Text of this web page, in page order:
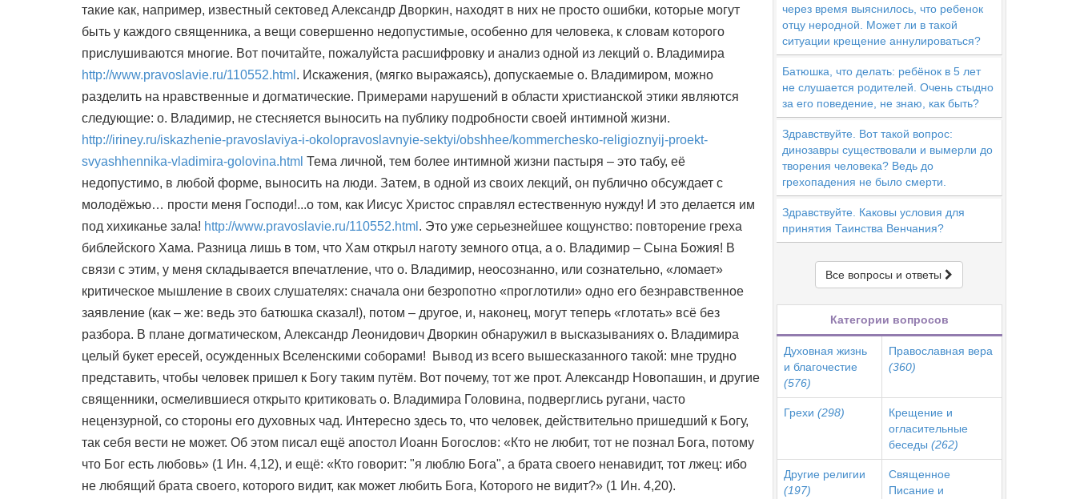
такие как, например, известный сектовед Александр Дворкин, находят в них не просто ошибки, которые могут
быть у каждого священника, а вещи совершенно недопустимые, особенно для человека, к словам которого
прислушиваются многие. Вот почитайте, пожалуйста расшифровку и анализ одной из лекций о. Владимира
http://www.pravoslavie.ru/110552.html . Искажения, (мягко выражаясь), допускаемые о. Владимиром, можно
разделить на нравственные и догматические. Примерами нарушений в области христианской этики являются
следующие: о. Владимир, не стесняется выносить на публику подробности своей интимной жизни.
http://iriney.ru/iskazhenie-pravoslaviya-i-okolopravoslavnyie-sektyi/obshhee/kommerchesko-religioznyij-proekt-
svyashhennika-vladimira-golovina.html Тема личной, тем более интимной жизни пастыря – это табу, её
недопустимо, в любой форме, выносить на люди. Затем, в одной из своих лекций, он публично обсуждает с
молодёжью… прости меня Господи!...о том, как Иисус Христос справлял естественную нужду! И это делается им
под хихиканье зала! http://www.pravoslavie.ru/110552.html . Это уже серьезнейшее кощунство: повторение греха
библейского Хама. Разница лишь в том, что Хам открыл наготу земного отца, а о. Владимир – Сына Божия! В
связи с этим, у меня складывается впечатление, что о. Владимир, неосознанно, или сознательно, «ломает»
критическое мышление в своих слушателях: сначала они безропотно «проглотили» одно его безнравственное
заявление (как – же: ведь это батюшка сказал!), потом – другое, и, наконец, могут теперь «глотать» всё без
разбора. В плане догматическом, Александр Леонидович Дворкин обнаружил в высказываниях о. Владимира
целый букет ересей, осужденных Вселенскими соборами! Вывод из всего вышесказанного такой: мне трудно
представить, чтобы человек пришел к Богу таким путём. Вот почему, тот же прот. Александр Новопашин, и другие
священники, осмелившиеся открыто критиковать о. Владимира Головина, подверглись ругани, часто
нецензурной, со стороны его духовных чад. Интересно здесь то, что человек, действительно пришедший к Богу,
так себя вести не может. Об этом писал ещё апостол Иоанн Богослов: «Кто не любит, тот не познал Бога, потому
что Бог есть любовь» (1 Ин. 4,12), и ещё: «Кто говорит: "я люблю Бога", а брата своего ненавидит, тот лжец: ибо
не любящий брата своего, которого видит, как может любить Бога, Которого не видит?» (1 Ин. 4,20).
через время выяснилось, что ребенок
отцу неродной. Может ли в такой
ситуации крещение аннулироваться?
Батюшка, что делать: ребёнок в 5 лет
не слушается родителей. Очень стыдно
за его поведение, не знаю, как быть?
Здравствуйте. Вот такой вопрос:
динозавры существовали и вымерли до
творения человека? Ведь до
грехопадения не было смерти.
Здравствуйте. Каковы условия для
принятия Таинства Венчания?
Все вопросы и ответы
Категории вопросов
Духовная жизнь
и благочестие
(576)
Православная вера
(360)
Грехи (298)
Крещение и
огласительные
беседы (262)
Другие религии
(197)
Священное
Писание и